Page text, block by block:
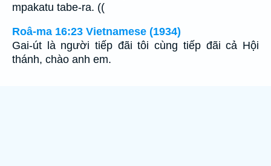
mpakatu tabe-ra. ((
Roâ-ma 16:23 Vietnamese (1934)
Gai-út là người tiếp đãi tôi cùng tiếp đãi cả Hội
thánh, chào anh em.